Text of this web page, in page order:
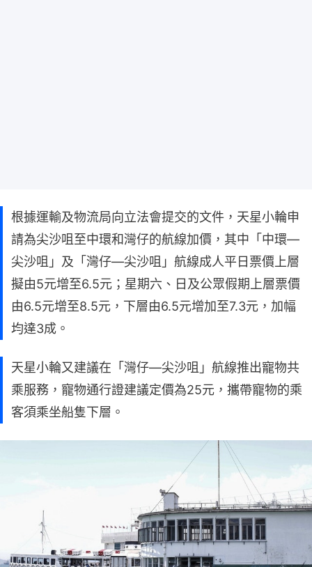
根據運輸及物流局向立法會提交的文件，天星小輪申
請為尖沙咀至中環和灣仔的航線加價，其中「中環—
尖沙咀」及「灣仔—尖沙咀」航線成人平日票價上層
擬由5元增至6.5元；星期六、日及公眾假期上層票價
由6.5元增至8.5元，下層由6.5元增加至7.3元，加幅
均達3成。
天星小輪又建議在「灣仔—尖沙咀」航線推出寵物共
乘服務，寵物通行證建議定價為25元，攜帶寵物的乘
客須乘坐船隻下層。